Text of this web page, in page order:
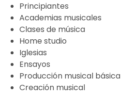
Principiantes
Academias musicales
Clases de música
Home studio
Iglesias
Ensayos
Producción musical básica
Creación musical